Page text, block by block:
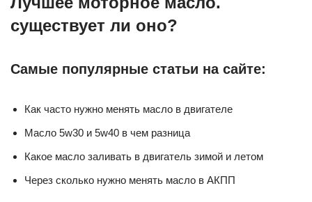
существует ли оно?
Самые популярные статьи на сайте:
Как часто нужно менять масло в двигателе
Масло 5w30 и 5w40 в чем разница
Какое масло заливать в двигатель зимой и летом
Через сколько нужно менять масло в АКПП